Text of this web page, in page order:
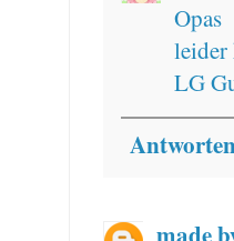
leider
LG
made